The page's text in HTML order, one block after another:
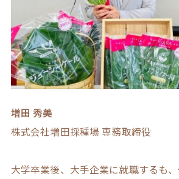
増田 秀美
株式会社増田採種場 専務取締役
大学卒業後、大手企業に就職するも